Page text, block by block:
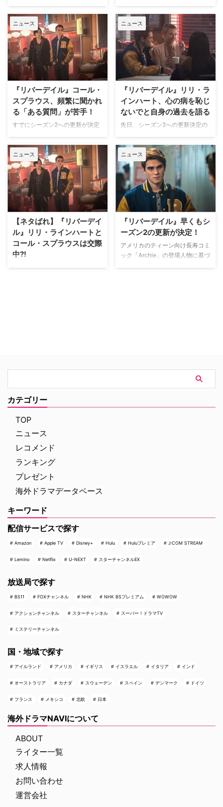
大人気リーガルドラマ『グッド・
ワイフ』で主役アリシアの息子ザ
ック・フロリックを演じたグレア
ム・フィリップスが、米CWの青
春ミステリードラマ『リバーデイ
ル』シーズン2に出演することが
明らかとなった。米TV Lineなど
が報じている。 本作は、アメリ
カのティーン向け長寿コミック
「Archie」の登場人物に基づいた
サスペンス…
リカのティーン向け長寿コミック
「Archie」の登場人物に基づいた
サスペンスドラマ『リバーデイ
ル』。今作に出演しているベテ
ィ・クーパー役のリリ・ラインハ
ートと、ジャグヘッド・ジョーン
ズ役のコール・スプラウスが交際
米E!Online…
ニュース
『リバーデイル』コール・
スプラウス、頻繁に聞かれ
る「ある質問」が苦手！
すでにシーズン2への更新が決定
ン・サスペンスドラマ『リバーデ
イル』。今作に出演しているジャ
グヘッド・ジョーンズ役のコー
ル・スプラウス（『フレンズ』
『スイート・ライフ／ザ・ムービ
ー』）は、頻繁に聞かれる「ある
質問」が苦手だと明らかにした。
米ELLEのインタビューで、
「（同作に登場する）ベティ…
ニュース
『リバーデイル』リリ・ラ
インハート、心の病を恥じ
ないでと自身の過去を語る
先日、シーズン2への更新決定の
の米CWのティーン・サスペンス
ドラマ『リバーデイル』。今作で
ベティ・クーパーを演じるリリ・
ラインハートが、コスモポリタン
のインタビューで、うつ病と不安
障害を患った過去があることを明
らかにした。米Popsugarが報じ
ている。 現在20歳のリリはファ
ンに向けて、…
ニュース
【ネタばれ】『リバーデイ
ル』リリ・ラインハートと
コール・スプラウスは交際
中?!
先日、シーズン2への更新決定の
ニュース
『リバーデイル』早くもシ
ーズン2の更新が決定！
アメリカのティーン向け長寿コミ
ック「Archie」の登場人物に基づ
カテゴリー
TOP
ニュース
レコメンド
ランキング
プレゼント
海外ドラマデータベース
キーワード
配信サービスで探す
Amazon Apple TV Disney+ Hulu Huluプレミア J:COM STREAM
Lemino Netflix U-NEXT スターチャンネルEX
放送局で探す
BS11 FOXチャンネル NHK NHK BSプレミアム WOWOW
アクションチャンネル スターチャンネル スーパー！ドラマTV
ミステリーチャンネル
国・地域で探す
アイルランド アメリカ イギリス イスラエル イタリア インド
オーストラリア カナダ スウェーデン スペイン デンマーク ドイツ
フランス メキシコ 北欧 日本
海外ドラマNAVIについて
ABOUT
ライター一覧
求人情報
お問い合わせ
運営会社